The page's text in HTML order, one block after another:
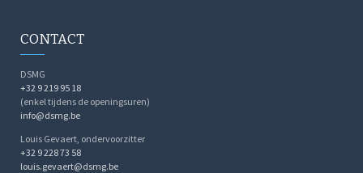
CONTACT
DSMG
+32 9 219 95 18
(enkel tijdens de openingsuren)
info@dsmg.be
Louis Gevaert, ondervoorzitter
+32 9 228 73 58
louis.gevaert@dsmg.be